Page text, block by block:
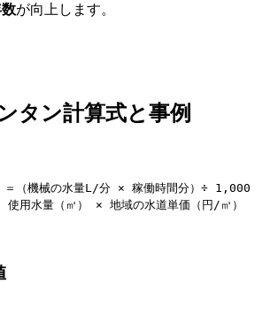
が向上します。
タン計算式と事例
＝（機械の水量L/分 × 稼働時間分）÷ 1,000
使用水量（㎥） × 地域の水道単価（円/㎥）